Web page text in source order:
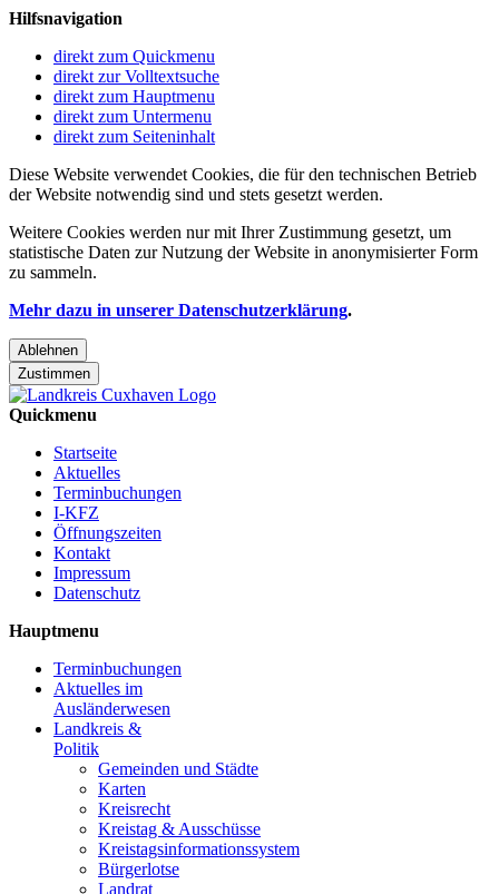
Hilfsnavigation
direkt zum Quickmenu
direkt zur Volltextsuche
direkt zum Hauptmenu
direkt zum Untermenu
direkt zum Seiteninhalt
Diese Website verwendet Cookies, die für den technischen Betrieb
der Website notwendig sind und stets gesetzt werden.
Weitere Cookies werden nur mit Ihrer Zustimmung gesetzt, um
statistische Daten zur Nutzung der Website in anonymisierter Form
zu sammeln.
Mehr dazu in unserer Datenschutzerklärung.
Ablehnen
Zustimmen
Quickmenu
Startseite
Aktuelles
Terminbuchungen
I-KFZ
Öffnungszeiten
Kontakt
Impressum
Datenschutz
Hauptmenu
Terminbuchungen
Aktuelles im
Ausländerwesen
Landkreis &
Politik
Gemeinden und Städte
Karten
Kreisrecht
Kreistag & Ausschüsse
Kreistagsinformationssystem
Bürgerlotse
Landrat